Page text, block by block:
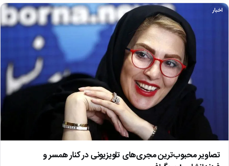
اخبار
تصاویر محبوب‌ترین مجری‌های تلویزیونی در کنار همسر و